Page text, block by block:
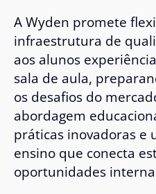
A Wyden promete
infraestrutura de
aos alunos
sala de aula,
os desafios do
abordagem
práticas inovadoras e
ensino que conecta
oportunidades